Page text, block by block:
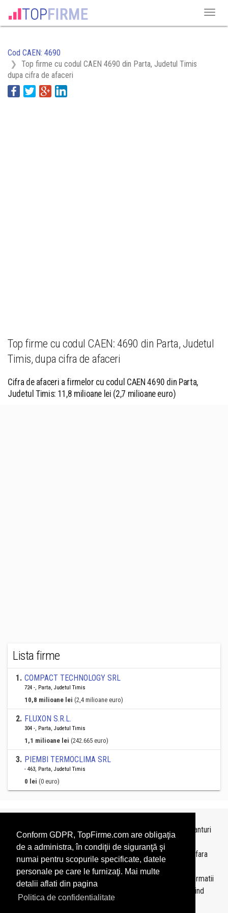
Conform GDPR, TopFirme.com are obligaţia
de a administra, în condiţii de siguranţă şi
numai pentru scopurile specificate, datele
personale pe care le furnizaţi. Mai multe
detalii aflati din pagina
Politica de confidentialitate
Cod CAEN: 4690
Top firme cu codul CAEN 4690 din Parta, Judetul Timis
dupa cifra de afaceri
Top firme cu codul CAEN: 4690 din Parta, Judetul
Timis, dupa cifra de afaceri
Cifra de afaceri a firmelor cu codul CAEN 4690 din Parta,
Judetul Timis: 11,8 milioane lei (2,7 milioane euro)
Lista firme
1. COMPACT TECHNOLOGY SRL
724 -, Parta, Judetul Timis
10,8 milioane lei (2,4 milioane euro)
2. FLUXON S.R.L.
304 -, Parta, Judetul Timis
1,1 milioane lei (242.665 euro)
3. PIEMBI TERMOCLIMA SRL
- 463, Parta, Judetul Timis
0 lei (0 euro)
Topurile sunt realizate deTopFirme
pe baza ultimelor bilanturi
depuse si au scop informativ.
Este interzisa folosirea topurilor fara acordul TopFirme si fara
precizarea sursei.
Daca doriti sa achizitionati
topuri personalizate
sau informatii
despre agentii economici va rugam sa ne contactati folosind
sectiunea Contact